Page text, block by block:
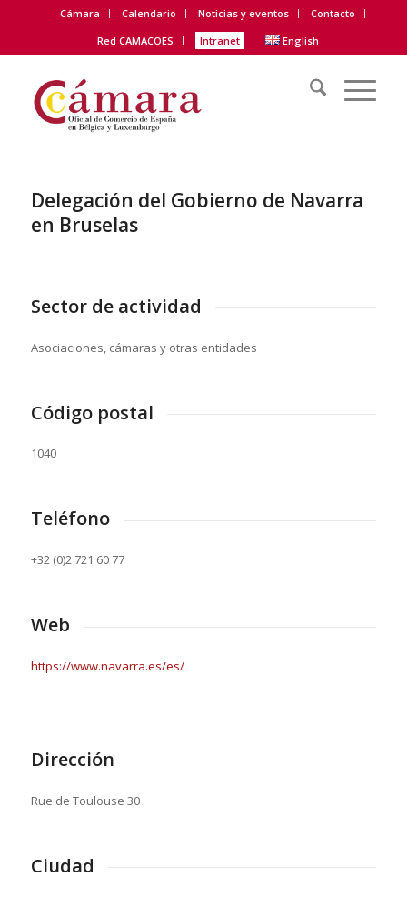
Cámara Calendario Noticias y eventos
Contacto
Red CAMACOES
Intranet English
Delegación del Gobierno de Navarra
en Bruselas
Sector de actividad
Asociaciones, cámaras y otras entidades
Código postal
1040
Teléfono
+32 (0)2 721 60 77
Web
https://www.navarra.es/es/
Dirección
Rue de Toulouse 30
Ciudad